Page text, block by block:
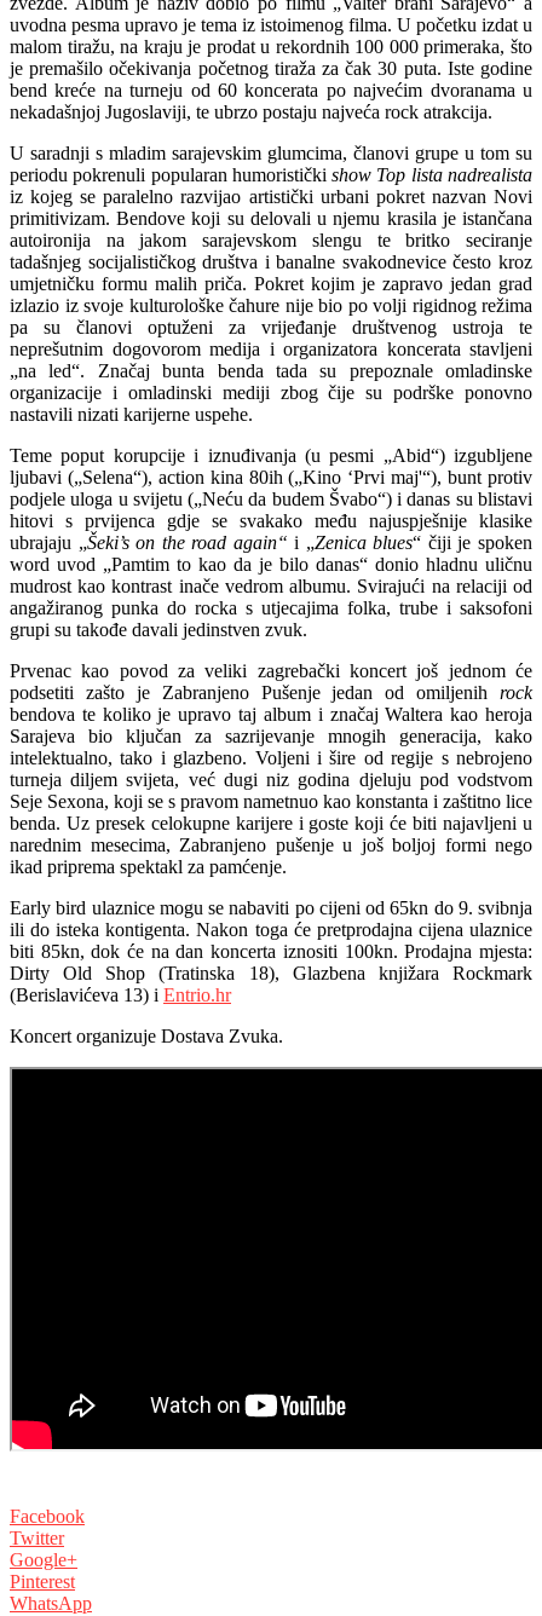
uvodna pesma upravo je tema iz istoimenog filma. U početku izdat u
malom tiražu, na kraju je prodat u rekordnih 100 000 primeraka, što
je premašilo očekivanja početnog tiraža za čak 30 puta. Iste godine
bend kreće na turneju od 60 koncerata po najvećim dvoranama u
nekadašnjoj Jugoslaviji, te ubrzo postaju najveća rock atrakcija.
U saradnji s mladim sarajevskim glumcima, članovi grupe u tom su
periodu pokrenuli popularan humorističkishow Top lista nadrealista
iz kojeg se paralelno razvijao artistički urbani pokret nazvan Novi
primitivizam. Bendove koji su delovali u njemu krasila je istančana
autoironija na jakom sarajevskom slengu te britko seciranje
tadašnjeg socijalističkog društva i banalne svakodnevice često kroz
umjetničku formu malih priča. Pokret kojim je zapravo jedan grad
izlazio iz svoje kulturološke čahure nije bio po volji rigidnog režima
pa su članovi optuženi za vrijeđanje društvenog ustroja te
neprešutnim dogovorom medija i organizatora koncerata stavljeni
„na led“. Značaj bunta benda tada su prepoznale omladinske
organizacije i omladinski mediji zbog čije su podrške ponovno
nastavili nizati karijerne uspehe.
Teme poput korupcije i iznuđivanja (u pesmi „Abid“) izgubljene
ljubavi („Selena“), action kina 80ih („Kino ‘Prvi maj'“), bunt protiv
podjele uloga u svijetu („Neću da budem Švabo“) i danas su blistavi
hitovi s prvijenca gdje se svakako među najuspješnije klasike
ubrajaju „Šeki’s on the road again“ i „Zenica blues“ čiji je spoken
word uvod „Pamtim to kao da je bilo danas“ donio hladnu uličnu
mudrost kao kontrast inače vedrom albumu. Svirajući na relaciji od
angažiranog punka do rocka s utjecajima folka, trube i saksofoni
grupi su takođe davali jedinstven zvuk.
Prvenac kao povod za veliki zagrebački koncert još jednom će
podsetiti zašto je Zabranjeno Pušenje jedan od omiljenih rock
bendova te koliko je upravo taj album i značaj Waltera kao heroja
Sarajeva bio ključan za sazrijevanje mnogih generacija, kako
intelektualno, tako i glazbeno. Voljeni i šire od regije s nebrojeno
turneja diljem svijeta, već dugi niz godina djeluju pod vodstvom
Seje Sexona, koji se s pravom nametnuo kao konstanta i zaštitno lice
benda. Uz presek celokupne karijere i goste koji će biti najavljeni u
narednim mesecima, Zabranjeno pušenje u još boljoj formi nego
ikad priprema spektakl za pamćenje.
Early bird ulaznice mogu se nabaviti po cijeni od 65kn do 9. svibnja
ili do isteka kontigenta. Nakon toga će pretprodajna cijena ulaznice
biti 85kn, dok će na dan koncerta iznositi 100kn. Prodajna mjesta:
Dirty Old Shop (Tratinska 18), Glazbena knjižara Rockmark
(Berislavićeva 13) i Entrio.hr
Koncert organizuje Dostava Zvuka.
Facebook
Twitter
Google+
Pinterest
WhatsApp